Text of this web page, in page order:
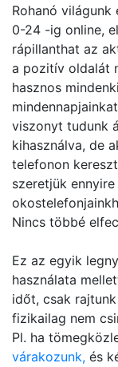
Rohanó
0-24 -ig online,
rápillanthat az
a pozitív oldalát
hasznos
viszonyt tudunk
kihasználva, de
telefonon
szeretjük
Nincs többé
Ez az egyik
használata
időt, csak
fizikailag nem
Pl. ha
várakozunk, és